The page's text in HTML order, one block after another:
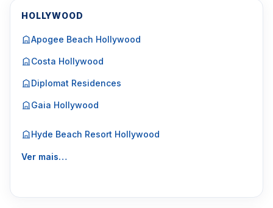
HOLLYWOOD
Apogee Beach Hollywood
Costa Hollywood
Diplomat Residences
Gaia Hollywood
Hyde Beach Resort Hollywood
Ver mais…